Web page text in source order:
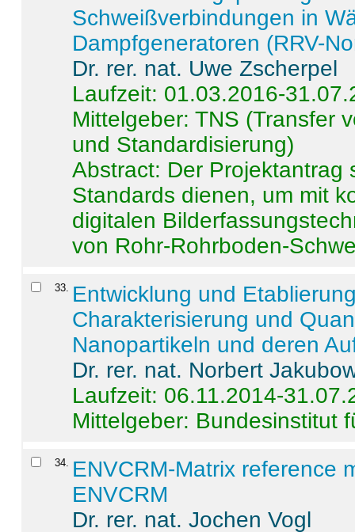
Schweißverbindungen in
Dampfgeneratoren (RRV-
Dr. rer. nat. Uwe Zscherpel
Laufzeit: 01.03.2016-
Mittelgeber: TNS (Transfer
und Standardisierung)
Abstract: Der Projektantrag
Standards dienen, um mit
digitalen
von Rohr-Rohrboden-
33. Entwicklung und
Charakterisierung und
Nanopartikeln und deren
Dr. rer. nat. Norbert
Laufzeit: 06.11.2014-
Mittelgeber: Bundesinstitut
34. ENVCRM-Matrix reference
ENVCRM
Dr. rer. nat. Jochen Vogl